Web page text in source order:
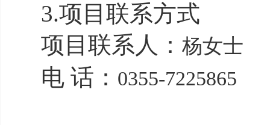
3.项目联系方式
项目联系人： 杨女士
电 话： 0355-7225865